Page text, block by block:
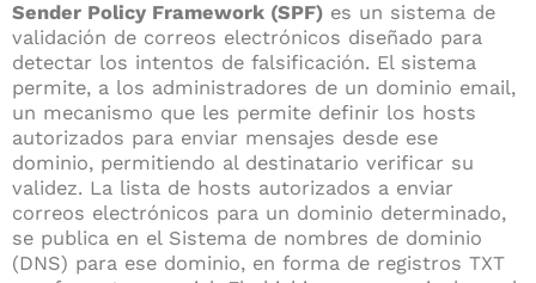
Sender Policy Framework (SPF) es un sistema de
validación de correos electrónicos diseñado para
detectar los intentos de falsificación. El sistema
permite, a los administradores de un dominio email,
un mecanismo que les permite definir los hosts
autorizados para enviar mensajes desde ese
dominio, permitiendo al destinatario verificar su
validez. La lista de hosts autorizados a enviar
correos electrónicos para un dominio determinado,
se publica en el Sistema de nombres de dominio
(DNS) para ese dominio, en forma de registros TXT